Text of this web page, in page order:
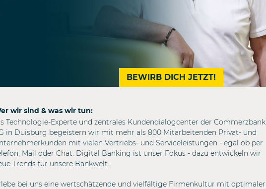
BEWIRB DICH JETZT!
wir sind & was wir tun:
Technologie-Experte und zentrales Kundendialogcenter der Commerzbank
in Duisburg begeistern wir mit mehr als 800 Mitarbeitenden Privat- und
mit vielen Vertriebs- und Serviceleistungen - egal ob per
Mail oder Chat. Digital Banking ist unser Fokus - dazu entwickeln wir
Trends für unsere Bankwelt.
bei uns eine wertschätzende und vielfältige Firmenkultur mit optimaler